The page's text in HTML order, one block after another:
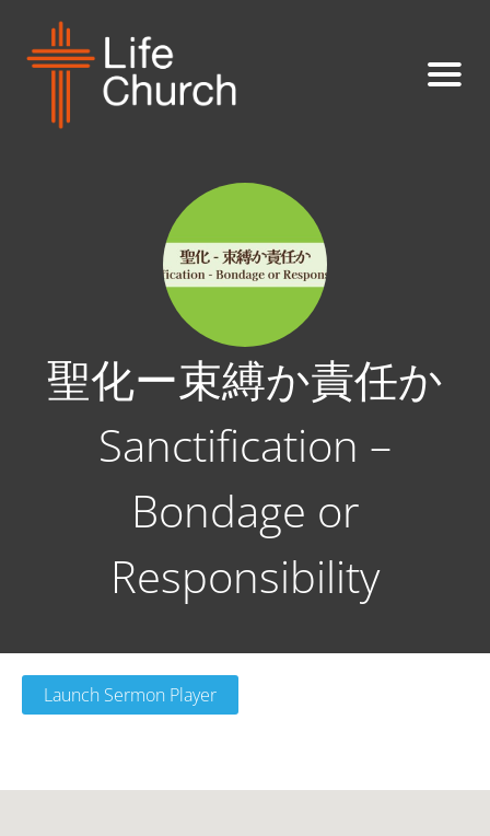
聖化ー束縛か責任か
Sanctification –
Bondage or
Responsibility
Launch Sermon Player